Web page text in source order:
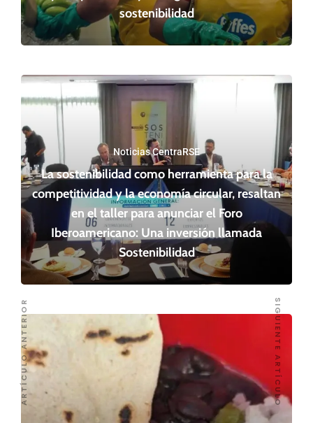
sostenibilidad
Noticias CentraRSE
La sostenibilidad como herramienta para la
competitividad y la economía circular, resaltan
en el taller para anunciar el Foro
Iberoamericano: Una inversión llamada
Sostenibilidad
ARTÍCULO ANTERIOR SIGUIENTE ARTÍCULO